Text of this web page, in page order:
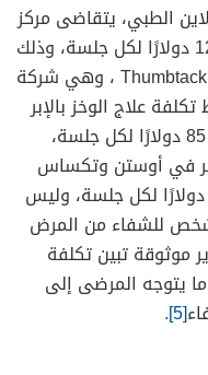
الطبي، يتقاضى مركز
جامعة سان دييغو للطب التكاملي 124 دولارًا لكل جلسة، وذلك
بدون تغطية التأمين الصّحي، وفقًا لـ Thumbtack ، وهي شركة
علاج الوخز بالإبر
في سان فرانسيسكو، كاليفورنيا هو 85 دولارًا لكل جلسة،
في أوستن وتكساس
وسانت لويس، ميسوري بين 60 و 85 دولارًا لكل جلسة، وليس
للشفاء من المرض
موثوقة تبين تكلفة
ما يتوجه المرضى إلى
[5].